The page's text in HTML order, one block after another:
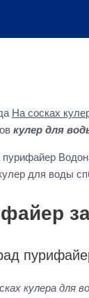
На сосках
кулер для
для воды
кулера для